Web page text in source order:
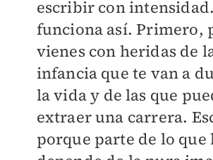
escribir con
funciona así. Primero,
vienes con heridas de
infancia que te van a
la vida y de las que
extraer una carrera.
porque parte de lo que